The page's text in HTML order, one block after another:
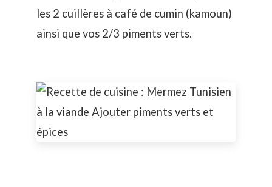
les 2 cuillères à café de cumin (kamoun)
ainsi que vos 2/3 piments verts.